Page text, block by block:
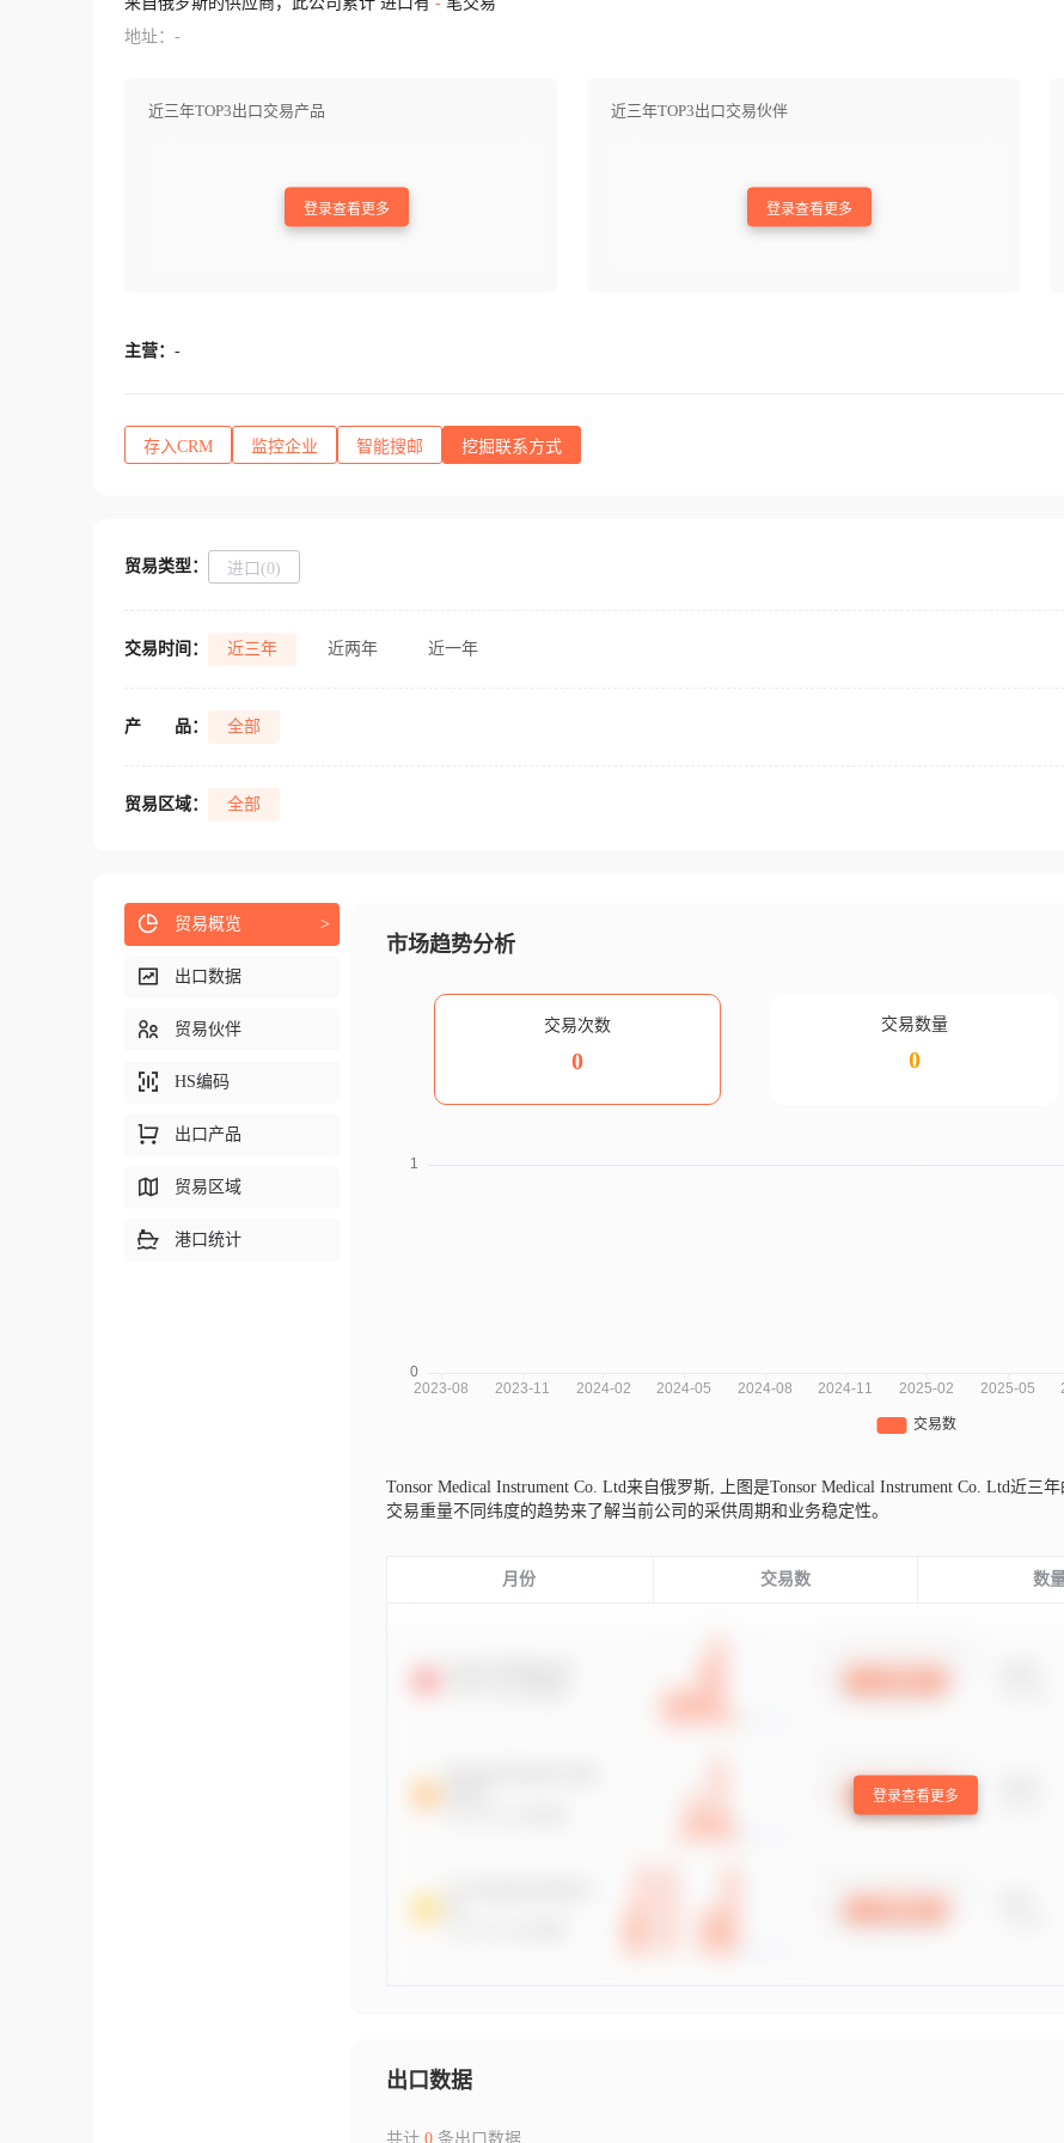
地址：-
近三年TOP3出口交易产品
登录查看更多
近三年TOP3出口交易伙伴
登录查看更多
主营： -
存入CRM 监控企业 智能搜邮 挖掘联系方式
贸易类型： 进口(0)
交易时间： 近三年 近两年 近一年
产 品： 全部
贸易区域： 全部
市场趋势分析
交易次数
0
交易数量
0
Tonsor Medical Instrument Co. Ltd来自俄罗斯,
上图是Tonsor Medical Instrument Co. Ltd近三
交易重量不同纬度的趋势来了解当前公司的采供周期和业务稳定性。
月份 交易数 数
登录查看更多
出口数据
共计 0条出口数据
贸易概览 >
出口数据
贸易伙伴
HS编码
出口产品
贸易区域
港口统计